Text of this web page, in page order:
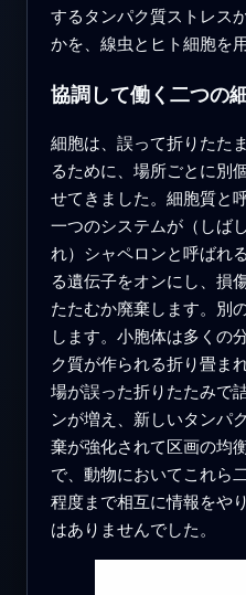
するタンパク質ストレス
かを、線虫とヒト細胞を
協調して働く二つの
細胞は、誤って折りたた
るために、場所ごとに別
せてきました。細胞質と
一つのシステムが（しば
れ）シャペロンと呼ばれ
る遺伝子をオンにし、損
たたむか廃棄します。別
します。小胞体は多くの
ク質が作られる折り畳ま
場が誤った折りたたみで
ンが増え、新しいタンパ
棄が強化されて区画の均
で、動物においてこれら
程度まで相互に情報をや
はありませんでした。